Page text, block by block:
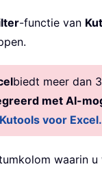
-functie van
biedt meer dan
met AI-
voor
waarin